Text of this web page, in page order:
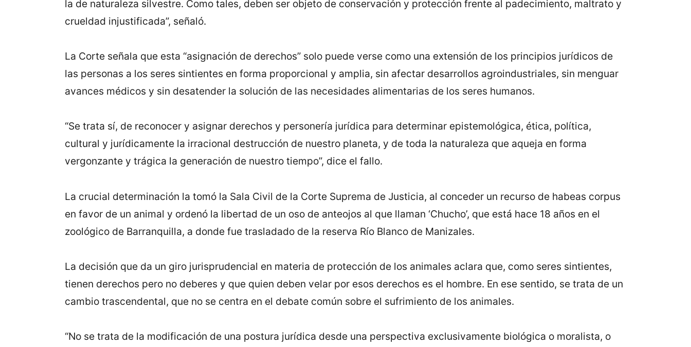
la de naturaleza silvestre. Como tales, deben ser objeto de conservación y protección frente al padecimiento, maltrato y
crueldad injustificada”, señaló.
La Corte señala que esta “asignación de derechos” solo puede verse como una extensión de los principios jurídicos de
las personas a los seres sintientes en forma proporcional y amplia, sin afectar desarrollos agroindustriales, sin menguar
avances médicos y sin desatender la solución de las necesidades alimentarias de los seres humanos.
“Se trata sí, de reconocer y asignar derechos y personería jurídica para determinar epistemológica, ética, política,
cultural y jurídicamente la irracional destrucción de nuestro planeta, y de toda la naturaleza que aqueja en forma
vergonzante y trágica la generación de nuestro tiempo”, dice el fallo.
La crucial determinación la tomó la Sala Civil de la Corte Suprema de Justicia, al conceder un recurso de habeas corpus
en favor de un animal y ordenó la libertad de un oso de anteojos al que llaman ‘Chucho’, que está hace 18 años en el
zoológico de Barranquilla, a donde fue trasladado de la reserva Río Blanco de Manizales.
La decisión que da un giro jurisprudencial en materia de protección de los animales aclara que, como seres sintientes,
tienen derechos pero no deberes y que quien deben velar por esos derechos es el hombre. En ese sentido, se trata de un
cambio trascendental, que no se centra en el debate común sobre el sufrimiento de los animales.
“No se trata de la modificación de una postura jurídica desde una perspectiva exclusivamente biológica o moralista, o